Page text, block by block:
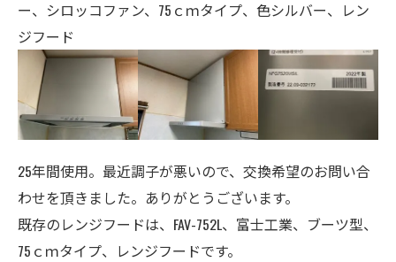
ー、シロッコファン、75ｃｍタイプ、色シルバー、レン
ジフード
25年間使用。最近調子が悪いので、交換希望のお問い合
わせを頂きました。ありがとうございます。
既存のレンジフードは、FAV-752L、富士工業、ブーツ型、
75ｃｍタイプ、レンジフードです。